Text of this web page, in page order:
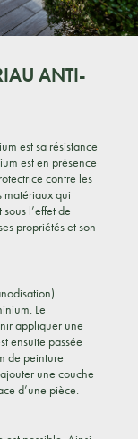
ANTI-
est sa résistance
est en présence
contre les
matériaux qui
l’effet de
propriétés et son
Le
appliquer une
ensuite passée
de peinture
une couche
d’une pièce.